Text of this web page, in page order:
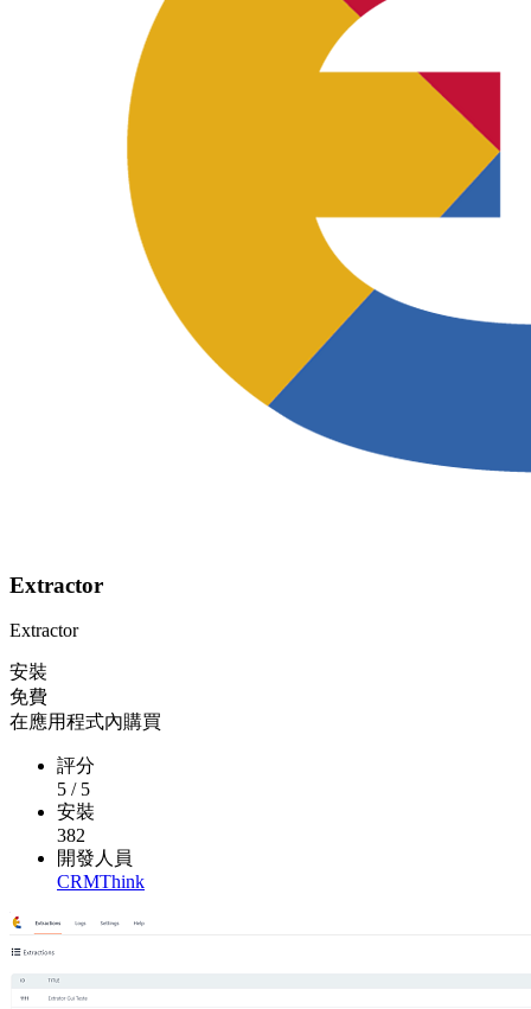
Extractor
Extractor
安裝
免費
在應用程式內購買
評分
5 / 5
安裝
382
開發人員
CRMThink